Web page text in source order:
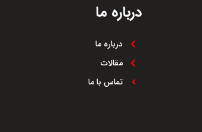
درباره ما
درباره ما
مقالات
تماس با ما